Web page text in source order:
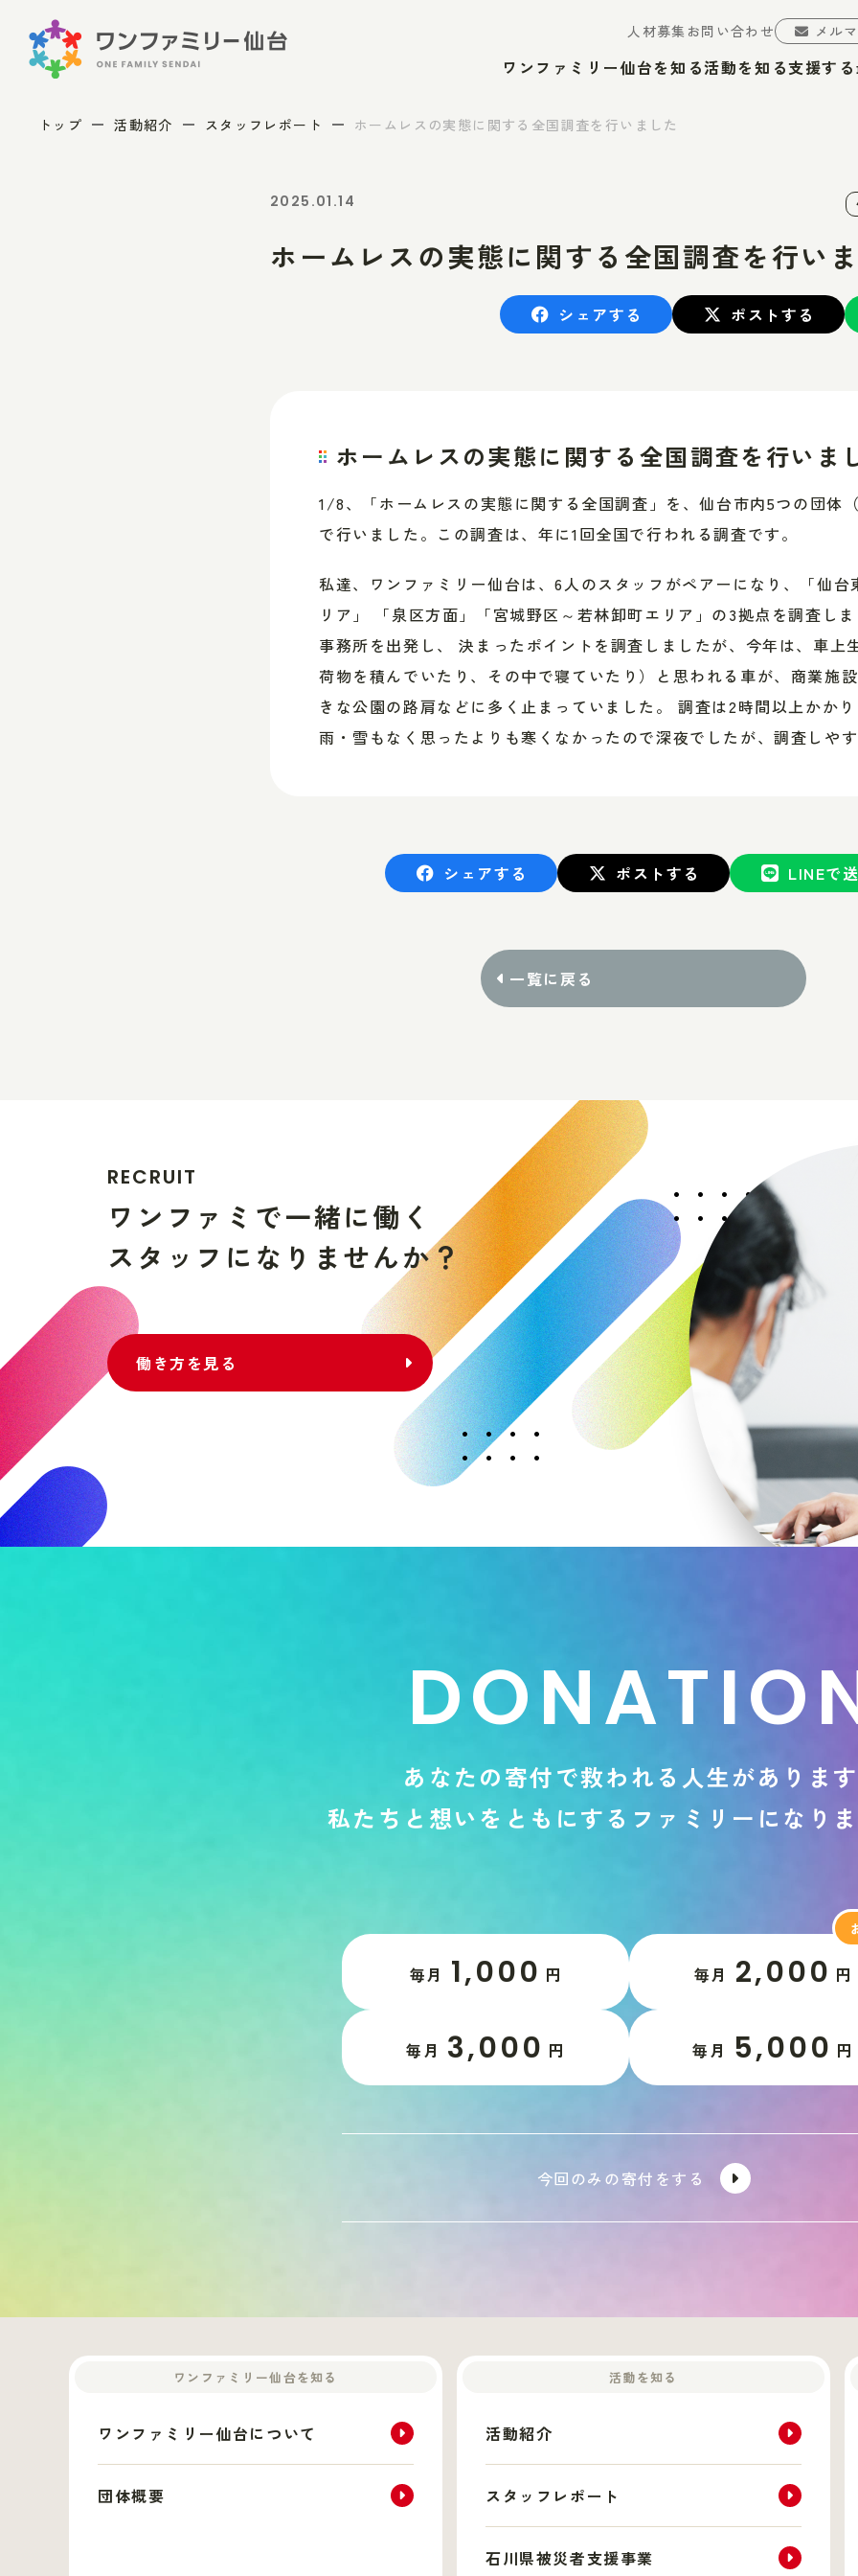
人材募集 お問い合わせ メル
ワンファミリー仙台を知る活動を知る支援する
トップ 活動紹介 スタッフレポート ホームレスの実態に関する全国調査を行いました
2025.01.14
ホームレスの実態に関する全国調査を行い
シェアする ポストする
ホームレスの実態に関する全国調査を行いま
1/8、「ホームレスの実態に関する全国調査」を、仙台市内5つの団体
で行いました。この調査は、年に1回全国で行われる調査です。
私達、ワンファミリー仙台は、6人のスタッフがペアーになり、「仙台
リア」 「泉区方面」「宮城野区～若林卸町エリア」の3拠点を調査し
事務所を出発し、 決まったポイントを調査しましたが、今年は、車上
荷物を積んでいたり、その中で寝ていたり）と思われる車が、商業施
きな公園の路肩などに多く止まっていました。 調査は2時間以上かか
雨・雪もなく思ったよりも寒くなかったので深夜でしたが、調査しや
シェアする ポストする LINEで
一覧に戻る
RECRUIT
ワ ン フ ァ ミ で一緒に働 く
ス タ ッ フ に な り ませんか？
働き方を見る
DONATIO
あ なたの寄付で救われる 人生があ り ま す
私た ち と 想いを と も にする フ ァ ミ リ ー に な り ま
毎月 1,000 円 毎月 2,000 円
毎月 3,000 円 毎月 5,000 円
今回のみの寄付をする
ワンファミリー仙台を知る
ワンファミリー仙台について
団体概要
活動を知る
活動紹介
スタッフレポート
石川県被災者支援事業